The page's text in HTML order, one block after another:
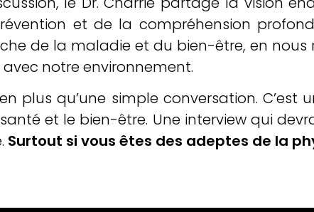
et de la compréhension
de la maladie et du bien-être, en
notre environnement.
plus qu’une simple conversation. C’est
et le bien-être. Une interview qui
Surtout si vous êtes des adeptes de la